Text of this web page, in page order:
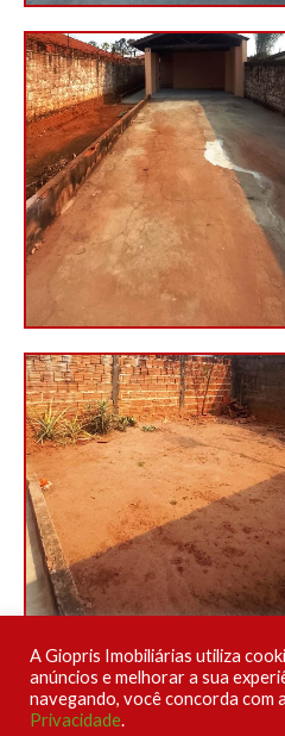
A Giopris Imobiliárias utiliza
anúncios e melhorar a sua
navegando, você concorda com
Privacidade.